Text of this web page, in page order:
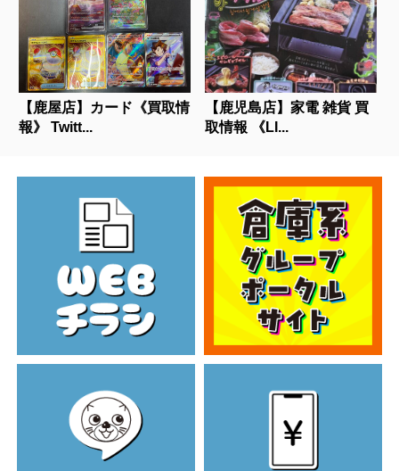
【鹿屋店】カード《買取情
報》 Twitt...
【鹿児島店】家電 雑貨 買
取情報 《LI...